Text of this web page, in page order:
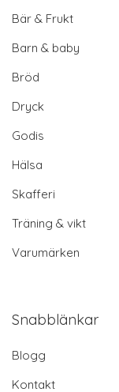
Bär & Frukt
Barn & baby
Bröd
Dryck
Godis
Hälsa
Skafferi
Träning & vikt
Varumärken
Snabblänkar
Blogg
Kontakt